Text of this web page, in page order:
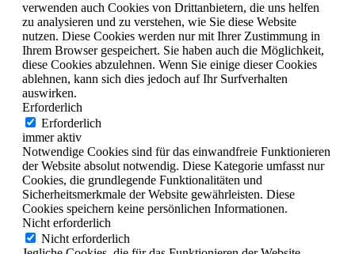
verwenden auch Cookies von Drittanbietern, die uns helfen
zu analysieren und zu verstehen, wie Sie diese Website
nutzen. Diese Cookies werden nur mit Ihrer Zustimmung in
Ihrem Browser gespeichert. Sie haben auch die Möglichkeit,
diese Cookies abzulehnen. Wenn Sie einige dieser Cookies
ablehnen, kann sich dies jedoch auf Ihr Surfverhalten
auswirken.
Erforderlich
Erforderlich
immer aktiv
Notwendige Cookies sind für das einwandfreie Funktionieren
der Website absolut notwendig. Diese Kategorie umfasst nur
Cookies, die grundlegende Funktionalitäten und
Sicherheitsmerkmale der Website gewährleisten. Diese
Cookies speichern keine persönlichen Informationen.
Nicht erforderlich
Nicht erforderlich